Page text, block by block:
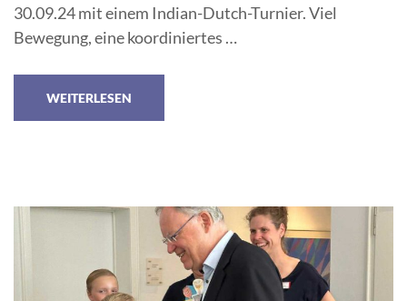
30.09.24 mit einem Indian-Dutch-Turnier. Viel
Bewegung, eine koordiniertes …
WEITERLESEN